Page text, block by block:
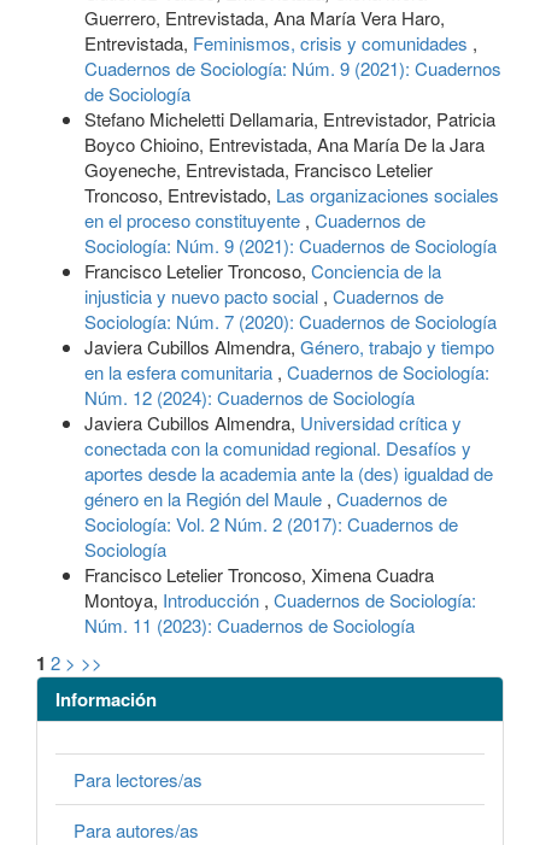
Guerrero, Entrevistada, Ana María Vera Haro,
Entrevistada, Feminismos, crisis y comunidades ,
Cuadernos de Sociología: Núm. 9 (2021): Cuadernos
de Sociología
Stefano Micheletti Dellamaria, Entrevistador, Patricia
Boyco Chioino, Entrevistada, Ana María De la Jara
Goyeneche, Entrevistada, Francisco Letelier
Troncoso, Entrevistado, Las organizaciones sociales
en el proceso constituyente , Cuadernos de
Sociología: Núm. 9 (2021): Cuadernos de Sociología
Francisco Letelier Troncoso, Conciencia de la
injusticia y nuevo pacto social , Cuadernos de
Sociología: Núm. 7 (2020): Cuadernos de Sociología
Javiera Cubillos Almendra, Género, trabajo y tiempo
en la esfera comunitaria , Cuadernos de Sociología:
Núm. 12 (2024): Cuadernos de Sociología
Javiera Cubillos Almendra, Universidad crítica y
conectada con la comunidad regional. Desafíos y
aportes desde la academia ante la (des) igualdad de
género en la Región del Maule , Cuadernos de
Sociología: Vol. 2 Núm. 2 (2017): Cuadernos de
Sociología
Francisco Letelier Troncoso, Ximena Cuadra
Montoya, Introducción , Cuadernos de Sociología:
Núm. 11 (2023): Cuadernos de Sociología
1 2 > >>
Información
Para lectores/as
Para autores/as